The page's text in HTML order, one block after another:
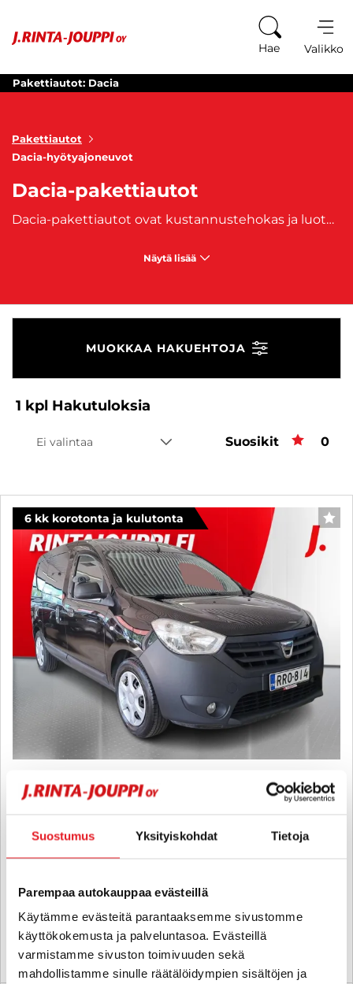
Suostumus Yksityiskohdat Tietoja
Parempaa autokauppaa evästeillä
Käytämme evästeitä parantaaksemme sivustomme
käyttökokemusta ja palveluntasoa. Evästeillä
varmistamme sivuston toimivuuden sekä
mahdollistamme sinulle räätälöidympien sisältöjen ja
Hae Valikko
Pakettiautot: Dacia
Pakettiautot
Dacia-hyötyajoneuvot
Dacia-pakettiautot
Dacia-pakettiautot ovat kustannustehokas ja luotettava vaihtoehto niille, jotka etsivät käytännöllistä ajoneuvoa yrityksen kuljetustarpeisiin tai monipuoliseen ammattilaiskäyttöön. Dacia tunnetaan edullisista mutta kestävästi suunnitelluista autoista, jotka tarjoavat kaikki tarvittavat ominaisuudet ja tilan kuljetustehtäviin ilman ylimääräisiä kustannuksia. Dacian pakettiautot, kuten
Näytä lisää
MUOKKAA HAKUEHTOJA
1 kpl Hakutuloksia
Ei valintaa Suosikit 0
6 kk korotonta ja kulutonta
dCi 90 Ambiance 3,3m3 - 6 kk korotonta ja kulutonta maksuaikaa!
Katsastettu 7/26
KATSO TIEDOT WHATSAPP